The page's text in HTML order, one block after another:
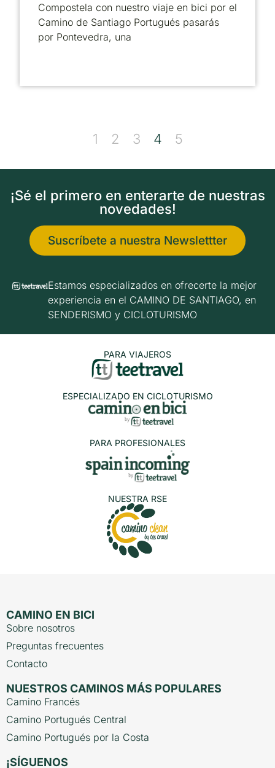
Compostela con nuestro viaje en bici por el
Camino de Santiago Portugués pasarás
por Pontevedra, una
1 2 3 4 5
¡Sé el primero en enterarte de nuestras
novedades!
Suscríbete a nuestra Newslettter
Estamos especializados en ofrecerte la mejor
experiencia en el CAMINO DE SANTIAGO, en
SENDERISMO y CICLOTURISMO
PARA VIAJEROS
ESPECIALIZADO EN CICLOTURISMO
PARA PROFESIONALES
NUESTRA RSE
CAMINO EN BICI
Sobre nosotros
Preguntas frecuentes
Contacto
NUESTROS CAMINOS MÁS POPULARES
Camino Francés
Camino Portugués Central
Camino Portugués por la Costa
¡SÍGUENOS